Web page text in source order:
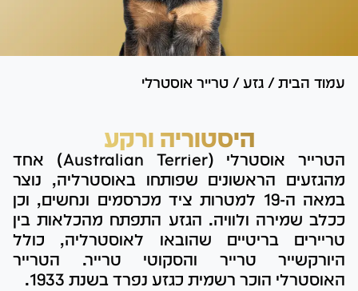
עמוד הבית / גזע / טרייר אוסטרלי
היסטוריה ורקע
הטרייר אוסטרלי (Australian Terrier) אחד
מהגזעים הראשונים שפותחו באוסטרליה, נוצר
במאה ה-19 למטרות ציד מכרסמים ונחשים, וכן
ככלב שמירה ולוויה. הגזע התפתח מהכלאות בין
טריירים בריטיים שהובאו לאוסטרליה, כולל
היורקשייר טרייר והסקוטי טרייר. הטרייר
האוסטרלי הוכר רשמית כגזע נפרד בשנת 1933.